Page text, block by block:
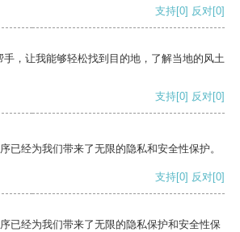
支持[0] 反对[0]
，让我能够轻松找到目的地，了解当地的风土
支持[0] 反对[0]
已经为我们带来了无限的隐私和安全性保护。
支持[0] 反对[0]
已经为我们带来了无限的隐私保护和安全性保